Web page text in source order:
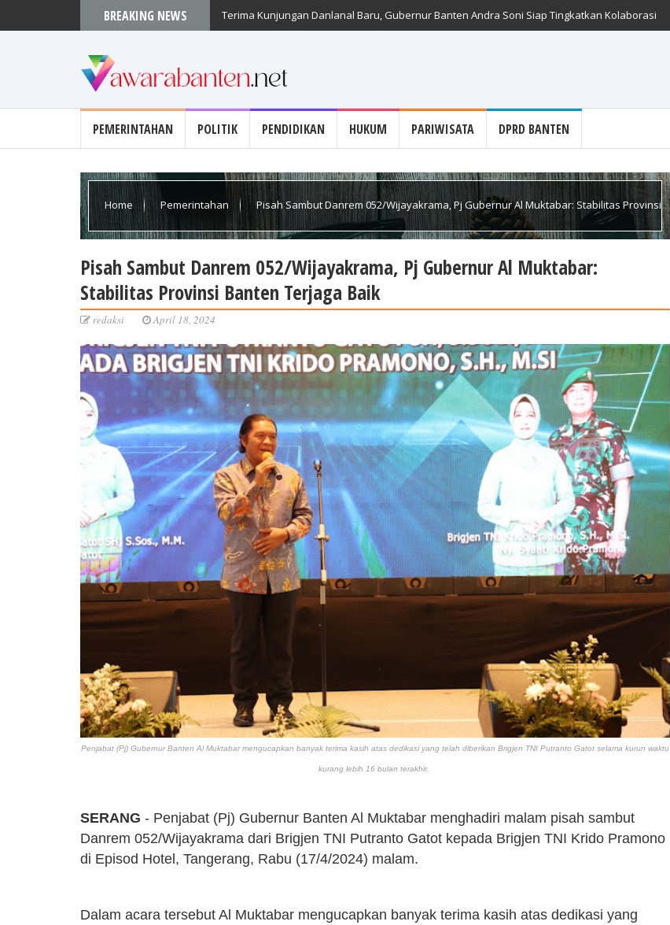
BREAKING NEWS Terima Kunjungan Danlanal Baru, Gubernur Banten Andra Soni Siap Tingkatkan Kolaborasi
PEMERINTAHAN POLITIK PENDIDIKAN HUKUM PARIWISATA DPRD BANTEN
Home Pemerintahan Pisah Sambut Danrem 052/Wijayakrama, Pj Gubernur Al Muktabar: Stabilitas Provinsi
Pisah Sambut Danrem 052/Wijayakrama, Pj Gubernur Al Muktabar:
Stabilitas Provinsi Banten Terjaga Baik
redaksi April 18, 2024
Penjabat (Pj) Gubernur Banten Al Muktabarmengucapkan banyak terima kasih atas dedikasi yang telah diberikan Brigjen TNI Putranto Gatot selama kurun waktu
kurang lebih 16 bulan terakhir.
SERANG - Penjabat (Pj) Gubernur Banten Al Muktabar menghadiri malam pisah sambut
Danrem 052/Wijayakrama dari Brigjen TNI Putranto Gatot kepada Brigjen TNI Krido Pramono
di Episod Hotel, Tangerang, Rabu (17/4/2024) malam.
Dalam acara tersebut Al Muktabar mengucapkan banyak terima kasih atas dedikasi yang